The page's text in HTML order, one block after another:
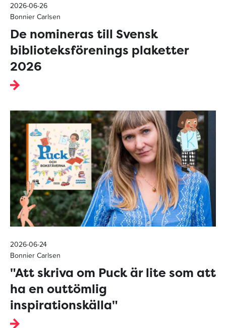
2026-06-26
Bonnier Carlsen
De nomineras till Svensk
biblioteksförenings plaketter
2026
2026-06-24
Bonnier Carlsen
"Att skriva om Puck är lite som att
ha en outtömlig
inspirationskälla"